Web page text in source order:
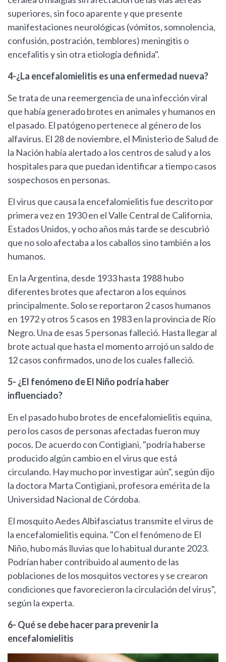
superiores, sin foco aparente y que presente
manifestaciones neurológicas (vómitos, somnolencia,
confusión, postración, temblores) meningitis o
encefalitis y sin otra etiología definida".
4-¿La encefalomielitis es una enfermedad nueva?
Se trata de una reemergencia de una infección viral
que había generado brotes en animales y humanos en
el pasado. El patógeno pertenece al género de los
alfavirus. El 28 de noviembre, el Ministerio de Salud de
la Nación había alertado a los centros de salud y a los
hospitales para que puedan identificar a tiempo casos
sospechosos en personas.
El virus que causa la encefalomielitis fue descrito por
primera vez en 1930 en el Valle Central de California,
Estados Unidos, y ocho años más tarde se descubrió
que no solo afectaba a los caballos sino también a los
humanos.
En la Argentina, desde 1933 hasta 1988 hubo
diferentes brotes que afectaron a los equinos
principalmente. Solo se reportaron 2 casos humanos
en 1972 y otros 5 casos en 1983 en la provincia de Río
Negro. Una de esas 5 personas falleció. Hasta llegar al
brote actual que hasta el momento arrojó un saldo de
12 casos confirmados, uno de los cuales falleció.
5- ¿El fenómeno de El Niño podría haber
influenciado?
En el pasado hubo brotes de encefalomielitis equina,
pero los casos de personas afectadas fueron muy
pocos. De acuerdo con Contigiani, "podría haberse
producido algún cambio en el virus que está
circulando. Hay mucho por investigar aún", según dijo
la doctora Marta Contigiani, profesora emérita de la
Universidad Nacional de Córdoba.
El mosquito Aedes Albifasciatus transmite el virus de
la encefalomielitis equina. "Con el fenómeno de El
Niño, hubo más lluvias que lo habitual durante 2023.
Podrían haber contribuido al aumento de las
poblaciones de los mosquitos vectores y se crearon
condiciones que favorecieron la circulación del virus",
según la experta.
6- Qué se debe hacer para prevenir la
encefalomielitis